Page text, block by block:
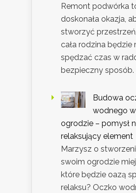
Remont podwórka
doskonała okazja,
stworzyć
cała rodzina będzie
spędzać czas w
bezpieczny sposób.
Budowa
wodnego w
ogrodzie – pomysł
relaksujący element
Marzysz o
swoim ogrodzie
które będzie oazą
relaksu? Oczko